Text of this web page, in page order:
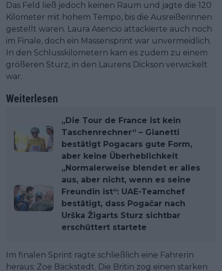
Das Feld ließ jedoch keinen Raum und jagte die 120
Kilometer mit hohem Tempo, bis die Ausreißerinnen
gestellt waren. Laura Asencio attackierte auch noch
im Finale, doch ein Massensprint war unvermeidlich.
In den Schlusskilometern kam es zudem zu einem
größeren Sturz, in den Laurens Dickson verwickelt
war.
Weiterlesen
„Die Tour de France ist kein
Taschenrechner“ – Gianetti
bestätigt Pogacars gute Form,
aber keine Überheblichkeit
„Normalerweise blendet er alles
aus, aber nicht, wenn es seine
Freundin ist“: UAE-Teamchef
bestätigt, dass Pogačar nach
Urška Žigarts Sturz sichtbar
erschüttert startete
Im finalen Sprint ragte schließlich eine Fahrerin
heraus: Zoe Bäckstedt. Die Britin zog einen starken